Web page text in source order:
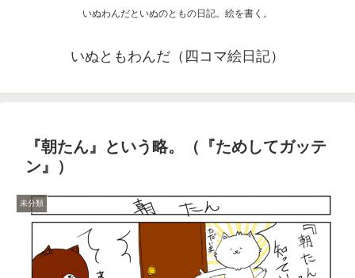
いぬわんだといぬのともの日記。絵を書く。
いぬともわんだ（四コマ絵日記）
『朝たん』という略。（『ためしてガッテ
ン』）
未分類